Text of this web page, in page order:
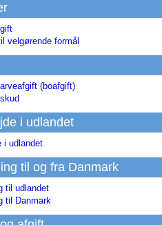
velgørende formål
(boafgift)
i udlandet
i udlandet
til og fra Danmark
til udlandet
til Danmark